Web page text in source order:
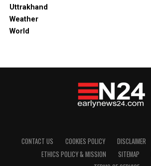
Uttrakhand
Weather
World
CONTACT US COOKIES POLICY DISCLAIMER
ETHICS POLICY & MISSION
SITEMAP